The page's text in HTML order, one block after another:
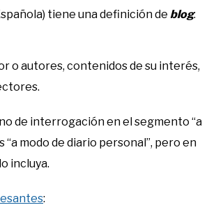
tiene una definición de blog:
o autores, contenidos de su interés,
de interrogación en el segmento “a
modo de diario personal”, pero en
incluya.
: